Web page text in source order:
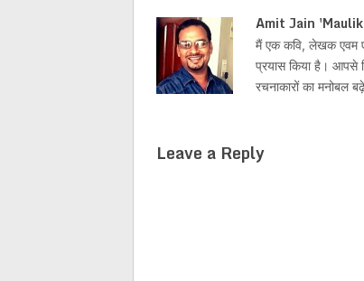
Amit Jain
मैं एक कवि, लेखक एवम
प्रयास किया है। आपसे
रचनाकारों का मनोबल
Leave a Reply